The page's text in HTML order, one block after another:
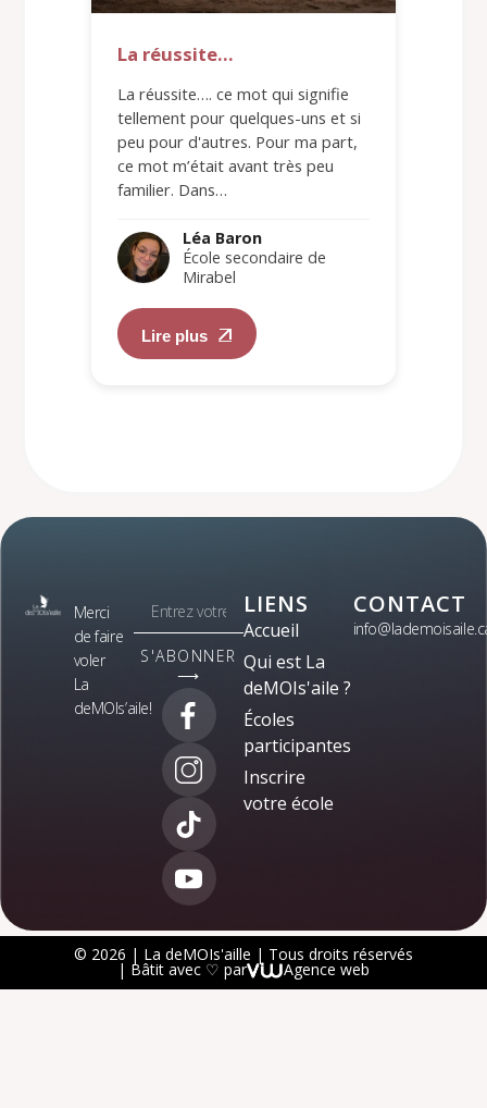
La réussite…
La réussite…. ce mot qui signifie
tellement pour quelques-uns et si
peu pour d'autres. Pour ma part,
ce mot m’était avant très peu
familier. Dans…
Léa Baron
École secondaire de
Mirabel
Lire plus
Merci
de faire
voler
La
deMOIs’aile!
S'ABONNER
⟶
LIENS
Accueil
Qui est La
deMOIs'aile ?
Écoles
participantes
Inscrire
votre école
CONTACT
© 2026 | La deMOIs'aille | Tous droits réservés
| Bâtit avec ♡ par Agence web